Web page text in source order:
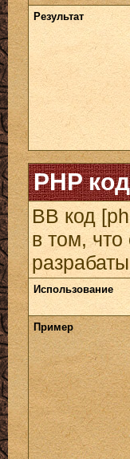
Результат
PHP код
BB код
в том, что
Использование
Пример